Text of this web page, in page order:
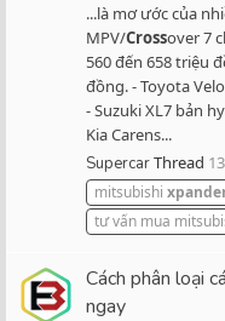
...là mơ ước của
MPV/Crossover 7
560 đến 658 triệu
đồng. - Toyota
- Suzuki XL7 bản
Kia Carens...
SupercarThread
mitsubishi
tư vấn mua
Cách phân loại
ngay